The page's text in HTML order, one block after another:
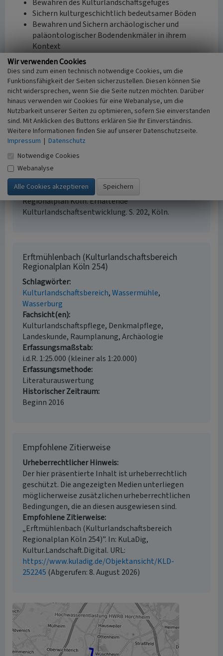
Bewahren des Kulturlandschaftsgefüges
Sichern kulturgeschichtlich bedeutsamer Böden
Bewahren und Sichern archäologischer und
paläontologischer Bodendenkmäler in ihrem
Kontext
Aus: Landschaftsverband Rheinland (Hrsg.): Fachbeitrag
Kulturlandschaft zum Regionalplan Köln. Erhaltende
Kulturlandschaftsentwicklung, Köln 2016.
Internet
Fachbeitrag Kulturlandschaft zum Regionalplan Köln
(abgerufen am 01.10.2016)
Literatur
Landschaftsverband Rheinland (Hrsg.)
(2016) Fachbeitrag Kulturlandschaft zum
Regionalplan Köln. Erhaltende
Kulturlandschaftsentwicklung. S. 202, Köln.
Erftmühlenbach (Kulturlandschaftsbereich
Regionalplan Köln 254)
Schlagwörter
Kulturlandschaftsbereich Wassermühle
Wasserburg
Fachsicht(en)
Kulturlandschaftspflege, Denkmalpflege,
Landeskunde, Raumplanung, Archäologie
Erfassungsmaßstab
i.d.R. 1:25.000 (kleiner als 1:20.000)
Erfassungsmethode
Literaturauswertung
Historischer Zeitraum
Beginn 2016
Empfohlene Zitierweise
Urheberrechtlicher Hinweis
Der hier präsentierte Inhalt ist urheberrechtlich
geschützt. Die angezeigten Medien unterliegen
möglicherweise zusätzlichen urheberrechtlichen
Bedingungen, die an diesen ausgewiesen sind.
Empfohlene Zitierweise
„Erftmühlenbach (Kulturlandschaftsbereich
Regionalplan Köln 254)”. In: KuLaDig,
Kultur.Landschaft.Digital. URL:
https://www.kuladig.de/Objektansicht/KLD-
252245 (Abgerufen: 8. August 2026)
Wir verwenden Cookies
Dies sind zum einen technisch notwendige Cookies, um die
Funktionsfähigkeit der Seiten sicherzustellen. Diesen können Sie
nicht widersprechen, wenn Sie die Seite nutzen möchten. Darüber
hinaus verwenden wir Cookies für eine Webanalyse, um die
Nutzbarkeit unserer Seiten zu optimieren, sofern Sie einverstanden
sind. Mit Anklicken des Buttons erklären Sie Ihr Einverständnis.
Weitere Informationen finden Sie auf unserer Datenschutzseite.
Impressum | Datenschutz
Notwendige Cookies
Webanalyse